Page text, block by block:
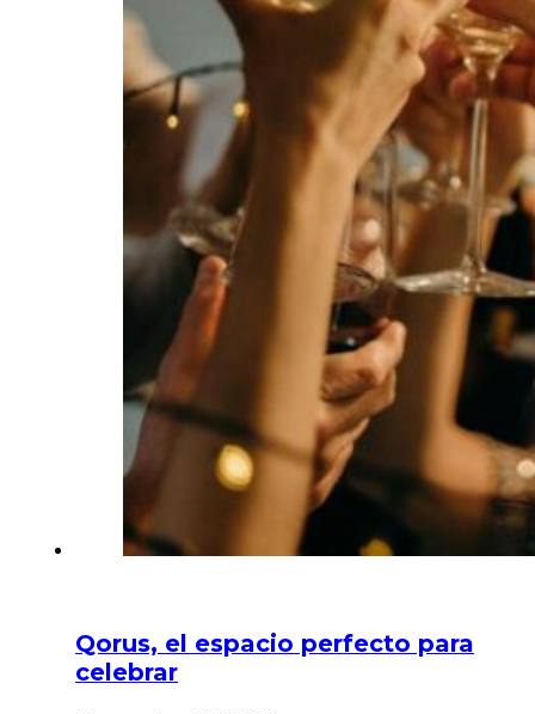
Qorus, el espacio perfecto para
celebrar